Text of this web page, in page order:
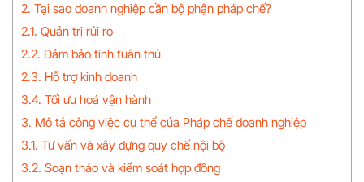
2. Tại sao doanh nghiệp cần bộ phận pháp chế?
2.1. Quản trị rủi ro
2.2. Đảm bảo tính tuân thủ
2.3. Hỗ trợ kinh doanh
3.4. Tối ưu hoá vận hành
3. Mô tả công việc cụ thể của Pháp chế doanh nghiệp
3.1. Tư vấn và xây dựng quy chế nội bộ
3.2. Soạn thảo và kiểm soát hợp đồng